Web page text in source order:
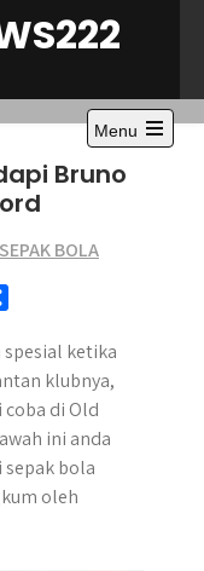
Menu
Open
Bruno
SEPAK BOLA
a
r
e
spesial ketika
klubnya,
di Old
ini anda
bola
oleh